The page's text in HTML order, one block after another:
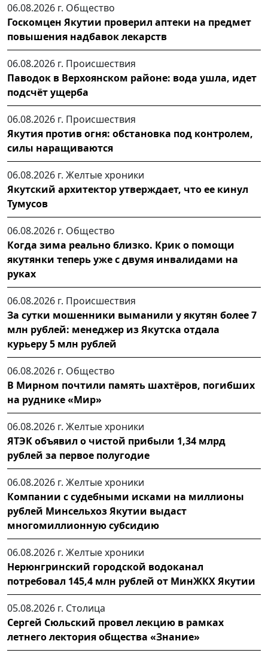
06.08.2026 г. Общество
Госкомцен Якутии проверил аптеки на предмет
повышения надбавок лекарств
06.08.2026 г. Происшествия
Паводок в Верхоянском районе: вода ушла, идет
подсчёт ущерба
06.08.2026 г. Происшествия
Якутия против огня: обстановка под контролем,
силы наращиваются
06.08.2026 г. Желтые хроники
Якутский архитектор утверждает, что ее кинул
Тумусов
06.08.2026 г. Общество
Когда зима реально близко. Крик о помощи
якутянки теперь уже с двумя инвалидами на
руках
06.08.2026 г. Происшествия
За сутки мошенники выманили у якутян более 7
млн рублей: менеджер из Якутска отдала
курьеру 5 млн рублей
06.08.2026 г. Общество
В Мирном почтили память шахтёров, погибших
на руднике «Мир»
06.08.2026 г. Желтые хроники
ЯТЭК объявил о чистой прибыли 1,34 млрд
рублей за первое полугодие
06.08.2026 г. Желтые хроники
Компании с судебными исками на миллионы
рублей Минсельхоз Якутии выдаст
многомиллионную субсидию
06.08.2026 г. Желтые хроники
Нерюнгринский городской водоканал
потребовал 145,4 млн рублей от МинЖКХ Якутии
05.08.2026 г. Столица
Сергей Сюльский провел лекцию в рамках
летнего лектория общества «Знание»